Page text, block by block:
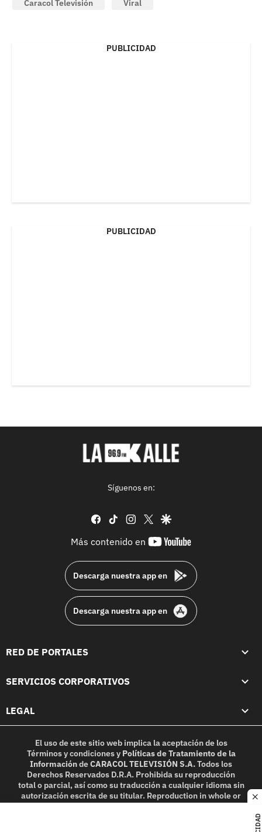
Caracol Televisión
Viral
PUBLICIDAD
PUBLICIDAD
Síguenos en:
facebook
tiktok instagram
twittergoogle
Más contenido en
youtube-
Descarga nuestra app en
Descarga nuestra app en
RED DE PORTALES
SERVICIOS CORPORATIVOS
LEGAL
El uso de este sitio web implica la aceptación de los
Términos y condicionesy Políticas de Tratamiento de la
InformacióndeCARACOL TELEVISIÓN S.A.Todos los
Derechos Reservados D.R.A. Prohibida su reproducción
total o parcial, así como su traducción a cualquier idioma sin
autorización escrita de su titular. Reproduction in whole or
in part, or translation without written permission is